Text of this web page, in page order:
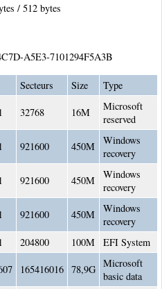
/ 512 bytes
A5E3-7101294F5A3B
Secteurs Size Type
32768 16M
Microsoft
reserved
921600 450M
Windows
recovery
921600 450M
Windows
recovery
921600 450M
Windows
recovery
204800 100M EFI System
165416016 78,9G Microsoft
basic data